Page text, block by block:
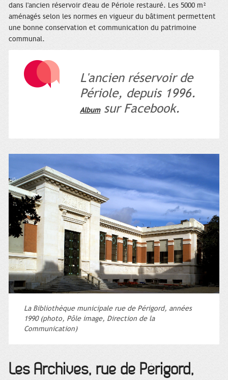
dans l'ancien réservoir d'eau de Périole restauré. Les 5000 m²
aménagés selon les normes en vigueur du bâtiment permettent
une bonne conservation et communication du patrimoine
communal.
L'ancien réservoir de
Périole, depuis 1996.
Albumsur Facebook.
La Bibliothèque municipale rue de Périgord, années
1990 (photo, Pôle image, Direction de la
Communication)
Les Archives, rue de Périgord,